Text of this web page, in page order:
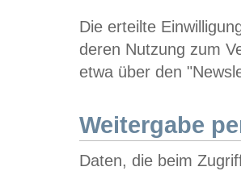
Die erteilte
deren Nutzung zum
etwa über den
Weitergabe
Daten, die beim